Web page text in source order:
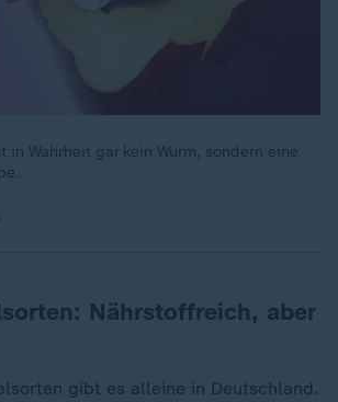
in Wahrheit gar kein Wurm, sondern eine
Nährstoffreich, aber
gibt es alleine in Deutschland.